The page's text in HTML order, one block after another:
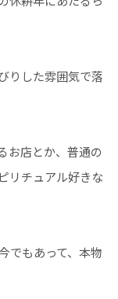
りした雰囲気で落
お店とか、普通の
リチュアル好きな
でもあって、本物